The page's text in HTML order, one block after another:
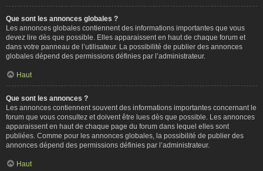
Que sont les annonces globales ?
Les annonces globales contiennent des informations importantes que vous
devez lire dès que possible. Elles apparaissent en haut de chaque forum et
dans votre panneau de l’utilisateur. La possibilité de publier des annonces
globales dépend des permissions définies par l’administrateur.
Haut
Que sont les annonces ?
Les annonces contiennent souvent des informations importantes concernant le
forum que vous consultez et doivent être lues dès que possible. Les annonces
apparaissent en haut de chaque page du forum dans lequel elles sont
publiées. Comme pour les annonces globales, la possibilité de publier des
annonces dépend des permissions définies par l’administrateur.
Haut